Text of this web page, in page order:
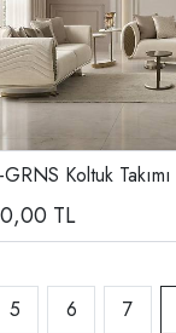
Koltuk Takımı
TL
5 6 7